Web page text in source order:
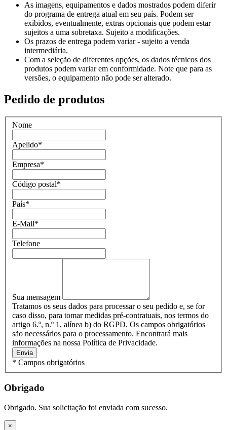
As imagens, equipamentos e dados mostrados podem diferir
do programa de entrega atual em seu país. Podem ser
exibidos, eventualmente, extras opcionais que podem estar
sujeitos a uma sobretaxa. Sujeito a modificações.
Os prazos de entrega podem variar - sujeito a venda
intermediária.
Com a seleção de diferentes opções, os dados técnicos dos
produtos podem variar em conformidade. Note que para as
versões, o equipamento não pode ser alterado.
Pedido de produtos
Nome
Apelido*
Empresa*
Código postal*
País*
E-Mail*
Telefone
Sua mensagem
Tratamos os seus dados para processar o seu pedido e, se for
caso disso, para tomar medidas pré-contratuais, nos termos do
artigo 6.º, n.º 1, alínea b) do RGPD. Os campos obrigatórios
são necessários para o processamento. Encontrará mais
informações na nossa Política de Privacidade.
Envia
* Campos obrigatórios
Obrigado
Obrigado. Sua solicitação foi enviada com sucesso.
×